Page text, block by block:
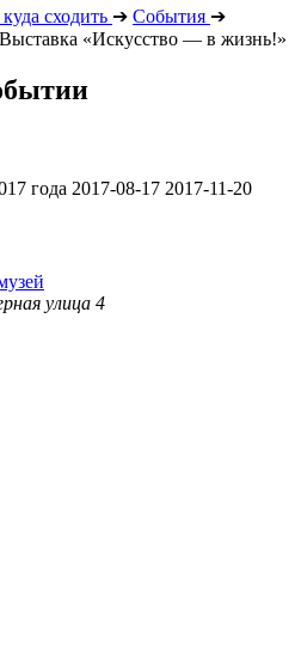
сходить ➔ События ➔
Выставка «Искусство — в жизнь!»
года 2017-08-17 2017-11-20
улица 4